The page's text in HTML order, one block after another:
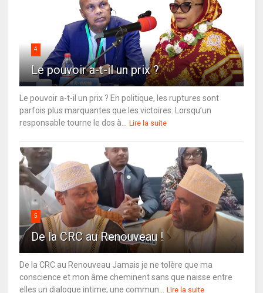
4
Le pouvoir a-t-il un prix ?
Le pouvoir a-t-il un prix ? En politique, les ruptures sont
parfois plus marquantes que les victoires. Lorsqu’un
responsable tourne le dos à...
Lire la suite
5
De la CRC au Renouveau !
De la CRC au Renouveau Jamais je ne tolère que ma
conscience et mon âme cheminent sans que naisse entre
elles un dialogue intime, une commun...
Lire la suite